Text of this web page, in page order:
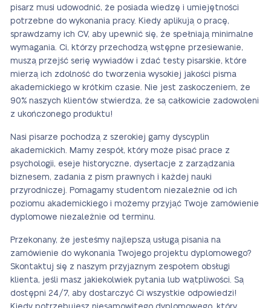
pisarz musi udowodnić, że posiada wiedzę i umiejętności
potrzebne do wykonania pracy. Kiedy aplikują o pracę,
sprawdzamy ich CV, aby upewnić się, że spełniają minimalne
wymagania. Ci, którzy przechodzą wstępne przesiewanie,
muszą przejść serię wywiadów i zdać testy pisarskie, które
mierzą ich zdolność do tworzenia wysokiej jakości pisma
akademickiego w krótkim czasie. Nie jest zaskoczeniem, że
90% naszych klientów stwierdza, że są całkowicie zadowoleni
z ukończonego produktu!
Nasi pisarze pochodzą z szerokiej gamy dyscyplin
akademickich. Mamy zespół, który może pisać prace z
psychologii, eseje historyczne, dysertacje z zarządzania
biznesem, zadania z pism prawnych i każdej nauki
przyrodniczej. Pomagamy studentom niezależnie od ich
poziomu akademickiego i możemy przyjąć Twoje zamówienie
dyplomowe niezależnie od terminu.
Przekonany, że jesteśmy najlepszą usługą pisania na
zamówienie do wykonania Twojego projektu dyplomowego?
Skontaktuj się z naszym przyjaznym zespołem obsługi
klienta, jeśli masz jakiekolwiek pytania lub wątpliwości. Są
dostępni 24/7, aby dostarczyć Ci wszystkie odpowiedzi!